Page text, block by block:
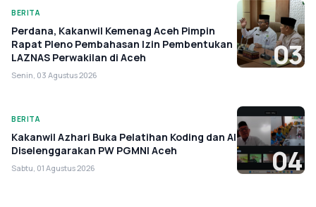
BERITA
Perdana, Kakanwil Kemenag Aceh Pimpin
Rapat Pleno Pembahasan Izin Pembentukan
LAZNAS Perwakilan di Aceh
Senin, 03 Agustus 2026
03
BERITA
Kakanwil Azhari Buka Pelatihan Koding dan AI
Diselenggarakan PW PGMNI Aceh
Sabtu, 01 Agustus 2026 04